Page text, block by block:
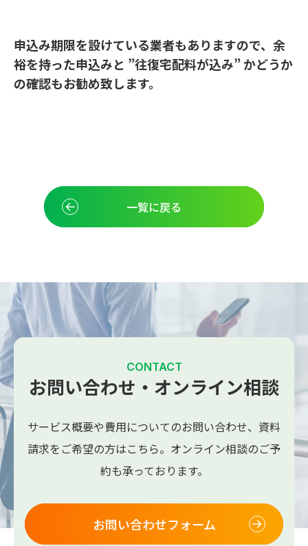
申込み期限を設けている業者もありますので、余
裕を持った申込みと ”往復宅配料が込み” かどうか
の確認もお勧め致します。
一覧に戻る
CONTACT
お問い合わせ・オンライン相談
サービス概要や費用についてのお問い合わせ、 資料
請求をご希望の方はこちら。 オンライン相談のご予
約も承っております。
お問い合わせフォーム